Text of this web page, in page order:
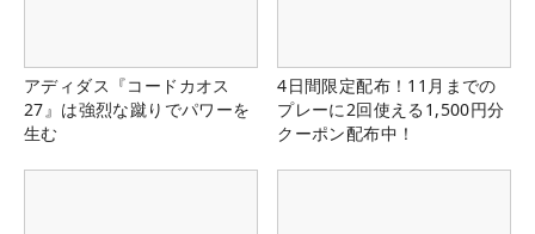
アディダス『コードカオス
27』は強烈な蹴りでパワーを
生む
4日間限定配布！11月までの
プレーに2回使える1,500円分
クーポン配布中！